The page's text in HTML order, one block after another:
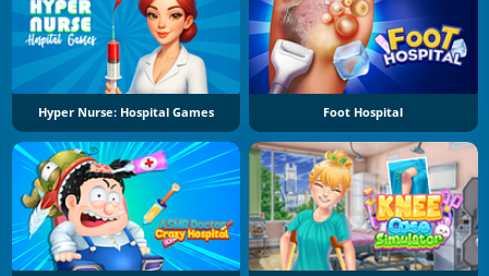
Hyper Nurse: Hospital Games Foot Hospital